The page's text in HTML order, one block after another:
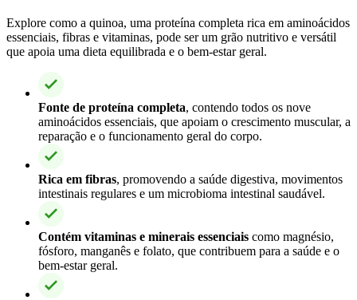
Explore como a quinoa, uma proteína completa rica em aminoácidos
essenciais, fibras e vitaminas, pode ser um grão nutritivo e versátil
que apoia uma dieta equilibrada e o bem-estar geral.
Fonte de proteína completa, contendo todos os nove
aminoácidos essenciais, que apoiam o crescimento muscular, a
reparação e o funcionamento geral do corpo.
Rica em fibras, promovendo a saúde digestiva, movimentos
intestinais regulares e um microbioma intestinal saudável.
Contém vitaminas e minerais essenciais como magnésio,
fósforo, manganês e folato, que contribuem para a saúde e o
bem-estar geral.